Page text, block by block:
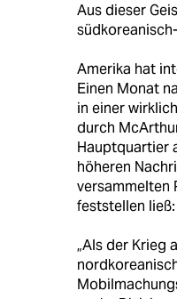
Aus dieser
Amerika hat
Einen Monat
in einer
durch
Hauptquartier
höheren
versammelten
feststellen ließ:
„Als der Krieg